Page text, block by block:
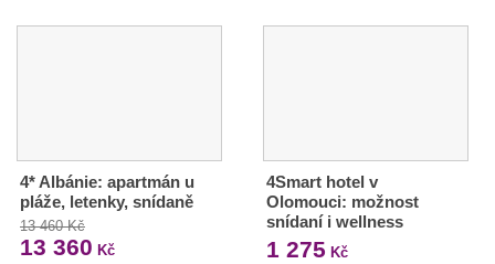
4* Albánie: apartmán u
pláže, letenky, snídaně
13 460 Kč
13 360 Kč
4Smart hotel v
Olomouci: možnost
snídaní i wellness
1 275 Kč